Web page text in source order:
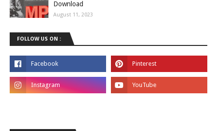
Download
August 11, 2023
FOLLOW US ON :